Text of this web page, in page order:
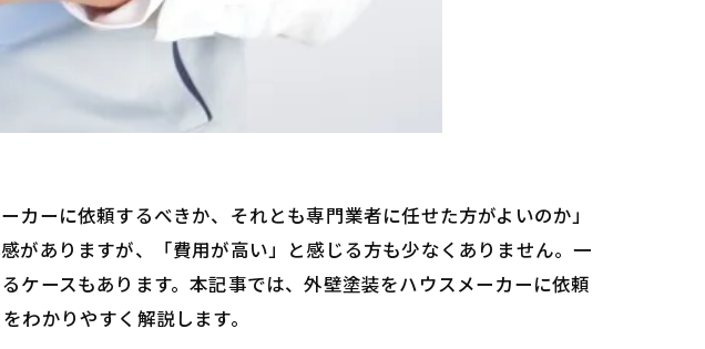
ーに依頼するべきか、それとも専門業者に任せた方がよいのか」
がありますが、「費用が高い」と感じる方も少なくありません。一
ケースもあります。本記事では、外壁塗装をハウスメーカーに依頼
わかりやすく解説します。